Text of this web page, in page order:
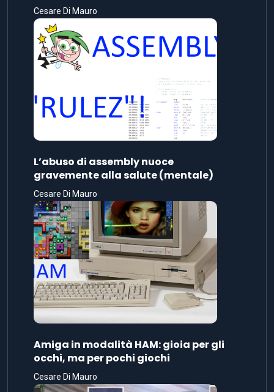
Cesare Di Mauro
L’abuso di assembly nuoce
gravemente alla salute (mentale)
Cesare Di Mauro
Amiga in modalità HAM: gioia per gli
occhi, ma per pochi giochi
Cesare Di Mauro